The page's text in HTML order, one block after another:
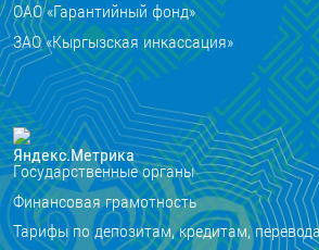
ОАО «Гарантийный фонд»
ЗАО «Кыргызская инкассация»
Государственные органы
Финансовая грамотность
Тарифы по депозитам, кредитам,